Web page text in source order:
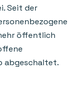
Seit der
öffentlich
abgeschaltet.